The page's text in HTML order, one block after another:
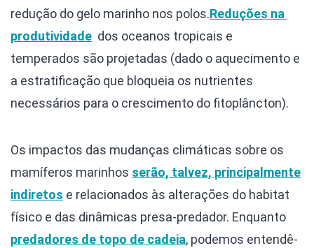
redução do gelo marinho nos polos.Reduções na
produtividade dos oceanos tropicais e
temperados são projetadas (dado o aquecimento e
a estratificação que bloqueia os nutrientes
necessários para o crescimento do fitoplâncton).
Os impactos das mudanças climáticas sobre os
mamíferos marinhos serão, talvez, principalmente
indiretos e relacionados às alterações do habitat
físico e das dinâmicas presa-predador. Enquanto
predadores de topo de cadeia, podemos entendê-